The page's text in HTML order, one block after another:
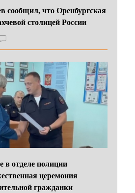
сообщил, что Оренбургская
столицей России
в отделе полиции
церемония
гражданки